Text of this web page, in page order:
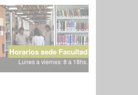
Horarios sede Facultad
Lunes a viernes: 8 a 18hs.